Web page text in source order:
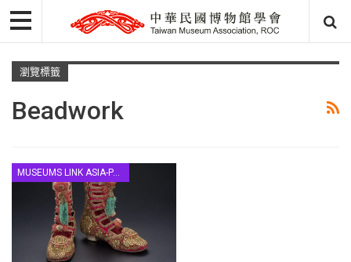
瀏覽標籤
Beadwork
MUSEUMS LINK ASIA-PACIFIC